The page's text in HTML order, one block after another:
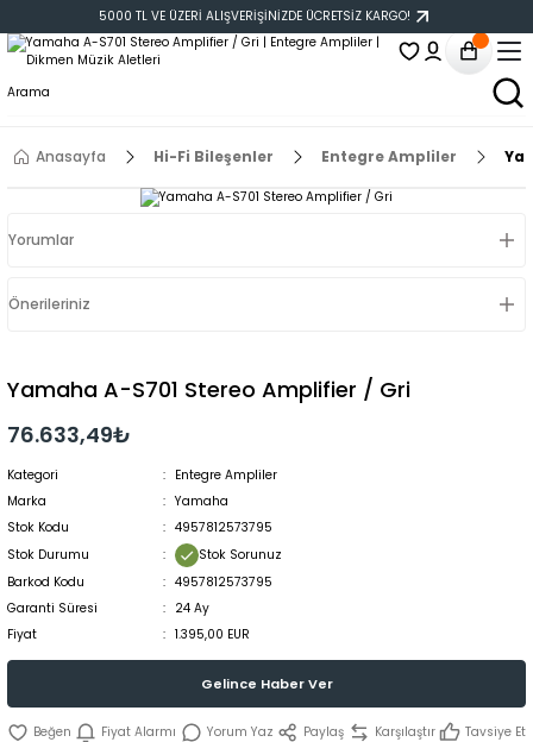
5000 TL VE ÜZERİ ALIŞVERİŞİNİZDE ÜCRETSİZ KARGO!
Anasayfa Hi-Fi Bileşenler Entegre Ampliler
Yorumlar
Önerileriniz
Yamaha A-S701 Stereo Amplifier / Gri
76.633,49₺
Kategori
Entegre Ampliler
Marka
Yamaha
Stok Kodu
4957812573795
Stok Durumu
Stok Sorunuz
Barkod Kodu
4957812573795
Garanti Süresi
24 Ay
Fiyat
1.395,00 EUR
Gelince Haber Ver
Fiyat Alarmı Yorum Yaz Paylaş Karşılaştır Tavsiye Et